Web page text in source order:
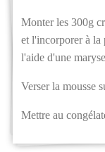
Monter les 300g
et l'incorporer à la
l'aide d'une maryse
Verser la mousse
Mettre au